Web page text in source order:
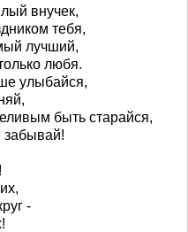
внучек,
тебя,
лучший,
любя.
улыбайся,
быть старайся,
забывай!
-